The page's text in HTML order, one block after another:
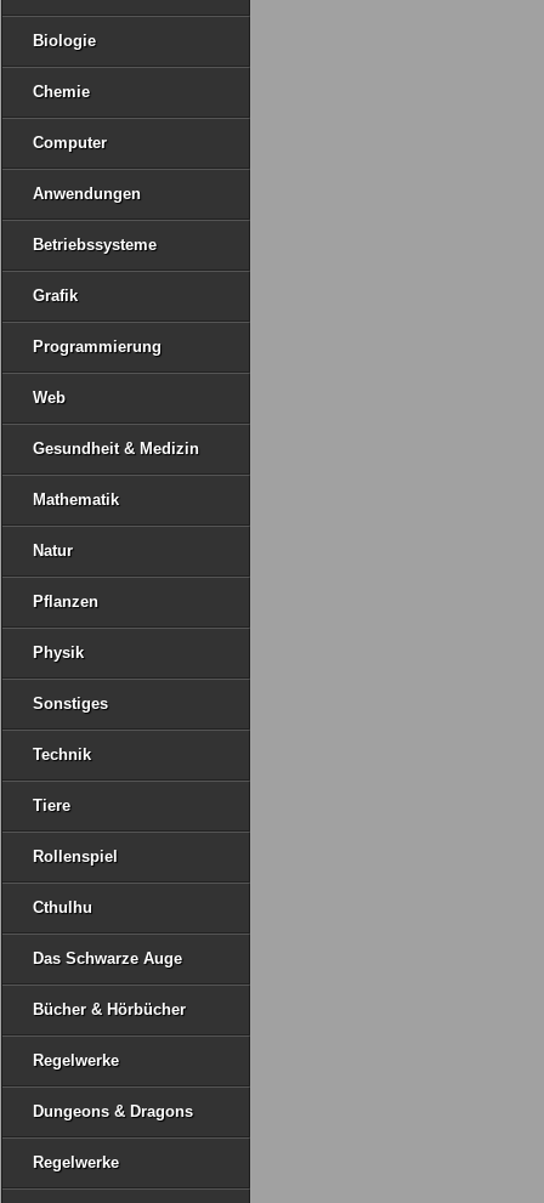
Biologie
Chemie
Computer
Anwendungen
Betriebssysteme
Grafik
Programmierung
Web
Gesundheit & Medizin
Mathematik
Natur
Pflanzen
Physik
Sonstiges
Technik
Tiere
Rollenspiel
Cthulhu
Das Schwarze Auge
Bücher & Hörbücher
Regelwerke
Dungeons & Dragons
Regelwerke